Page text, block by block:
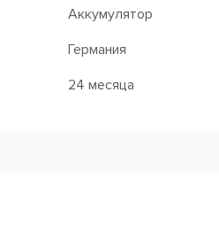
Аккумулятор
Германия
24 месяца